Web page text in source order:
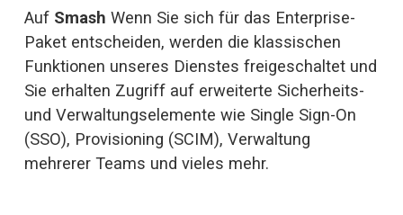
Auf Smash Wenn Sie sich für das Enterprise-
Paket entscheiden, werden die klassischen
Funktionen unseres Dienstes freigeschaltet und
Sie erhalten Zugriff auf erweiterte Sicherheits-
und Verwaltungselemente wie Single Sign-On
(SSO), Provisioning (SCIM), Verwaltung
mehrerer Teams und vieles mehr.